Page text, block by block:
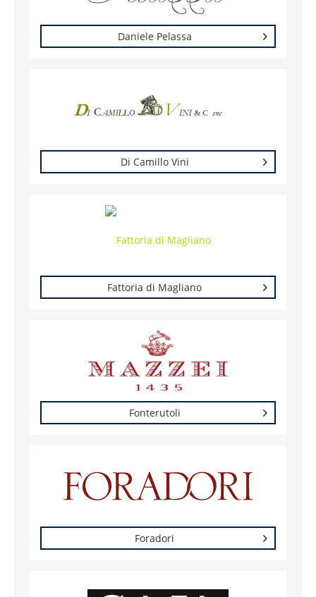
Daniele Pelassa
Di Camillo Vini
Fattoria di Magliano
Fonterutoli
Foradori